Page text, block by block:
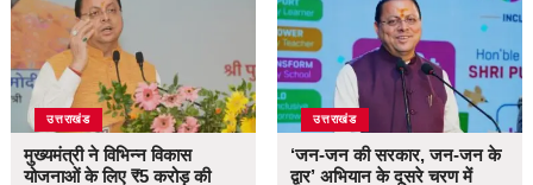
उत्तराखंड
मुख्यमंत्री ने विभिन्न विकास
योजनाओं के लिए ₹5 करोड़ की
उत्तराखंड
‘जन-जन की सरकार, जन-जन के
द्वार’ अभियान के दूसरे चरण में